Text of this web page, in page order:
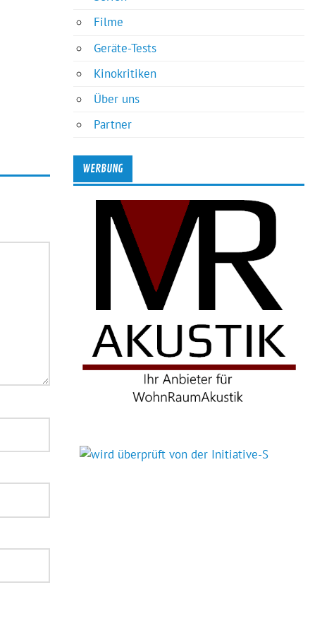
Filme
Geräte-Tests
Kinokritiken
Über uns
Partner
WERBUNG